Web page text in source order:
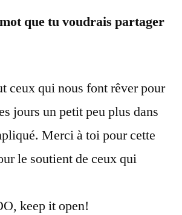
que tu voudrais partager
ceux qui nous font rêver pour
jours un petit peu plus dans
Merci à toi pour cette
le soutient de ceux qui
keep it open!